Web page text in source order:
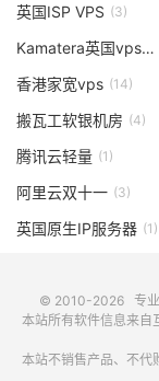
英国ISP VPS (3)
Kamatera英国vps
香港家宽vps (14)
搬瓦工软银机房 (4)
腾讯云轻量 (1)
阿里云双十一 (3)
英国原生IP服务器 (1)
© 2010-2026 专
本站所有软件信息来自
本站不销售产品、不代